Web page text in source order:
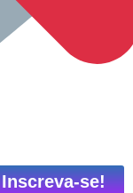
Inscreva-se!